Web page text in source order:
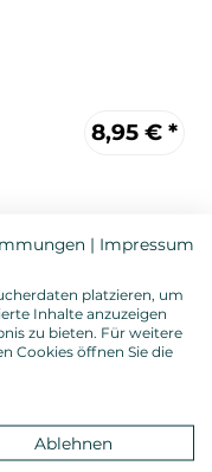
8,95 € *
| Impressum
platzieren, um
Inhalte anzuzeigen
zu bieten. Für weitere
Cookies öffnen Sie die
Ablehnen